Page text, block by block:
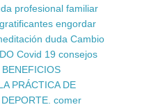
profesional familiar
engordar
duda Cambio
Covid 19 consejos
PRÁCTICA DE
comer